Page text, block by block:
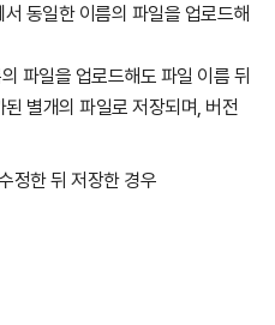
동일한 이름의 파일을 업로드해
파일을 업로드해도 파일 이름 뒤
별개의 파일로 저장되며, 버전
정한 뒤 저장한 경우